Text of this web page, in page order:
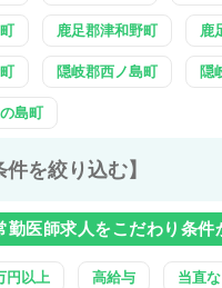
鹿足郡津和野町 鹿
隠岐郡西ノ島町 隠
島町
件を絞り込む】
勤医師求人をこだわり条件
円以上 高給与 当直